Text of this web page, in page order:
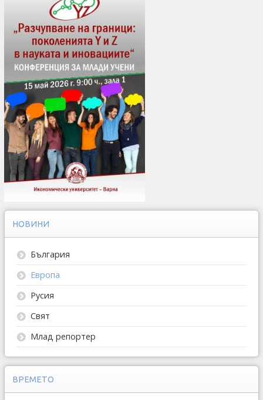
НОВИНИ
България
Европа
Русия
Свят
Млад репортер
ВРЕМЕТО